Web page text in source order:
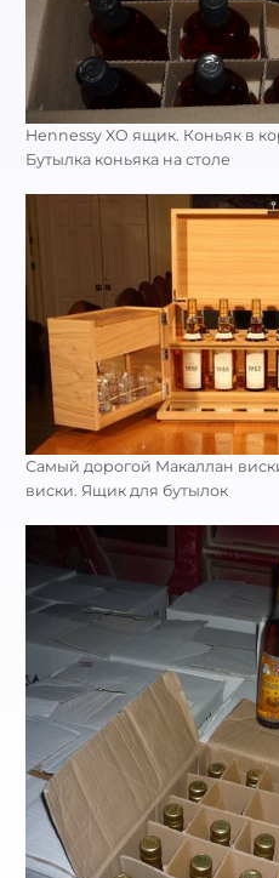
Hennessy XO ящик. Коньяк в
Бутылка коньяка на столе
Самый дорогой Макаллан
виски. Ящик для бутылок